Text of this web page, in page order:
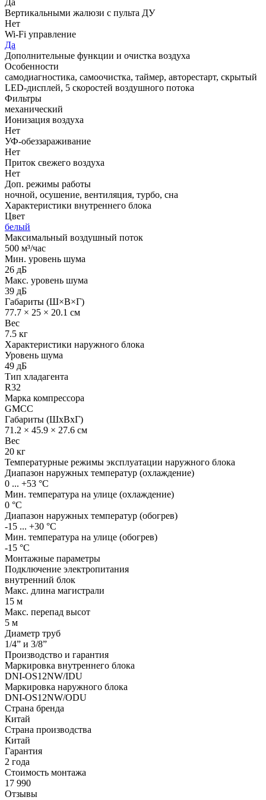
Да
Вертикальными жалюзи с пульта ДУ
Нет
Wi-Fi управление
Да
Дополнительные функции и очистка воздуха
Особенности
самодиагностика, самоочистка, таймер, авторестарт, скрытый
LED-дисплей, 5 скоростей воздушного потока
Фильтры
механический
Ионизация воздуха
Нет
УФ-обеззараживание
Нет
Приток свежего воздуха
Нет
Доп. режимы работы
ночной, осушение, вентиляция, турбо, сна
Характеристики внутреннего блока
Цвет
белый
Максимальный воздушный поток
500 м³/час
Мин. уровень шума
26 дБ
Макс. уровень шума
39 дБ
Габариты (Ш×В×Г)
77.7 × 25 × 20.1 см
Вес
7.5 кг
Характеристики наружного блока
Уровень шума
49 дБ
Тип хладагента
R32
Марка компрессора
GMCC
Габариты (ШхВхГ)
71.2 × 45.9 × 27.6 см
Вес
20 кг
Температурные режимы эксплуатации наружного блока
Диапазон наружных температур (охлаждение)
0 ... +53 °С
Мин. температура на улице (охлаждение)
0 °С
Диапазон наружных температур (обогрев)
-15 ... +30 °С
Мин. температура на улице (обогрев)
-15 °С
Монтажные параметры
Подключение электропитания
внутренний блок
Макс. длина магистрали
15 м
Макс. перепад высот
5 м
Диаметр труб
1/4” и 3/8”
Производство и гарантия
Маркировка внутреннего блока
DNI-OS12NW/IDU
Маркировка наружного блока
DNI-OS12NW/ODU
Страна бренда
Китай
Страна производства
Китай
Гарантия
2 года
Стоимость монтажа
17 990
Отзывы